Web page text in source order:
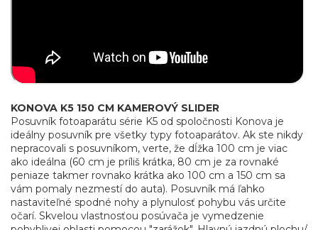
KONOVA K5 150 CM KAMEROVÝ SLIDER
Posuvník fotoaparátu série K5 od spoločnosti Konova je
ideálny posuvník pre všetky typy fotoaparátov. Ak ste nikdy
nepracovali s posuvníkom, verte, že dĺžka 100 cm je viac
ako ideálna (60 cm je príliš krátka, 80 cm je za rovnaké
peniaze takmer rovnako krátka ako 100 cm a 150 cm sa
vám pomaly nezmestí do auta). Posuvník má ľahko
nastaviteľné spodné nohy a plynulosť pohybu vás určite
očarí. Skvelou vlastnosťou posúvača je vymedzenie